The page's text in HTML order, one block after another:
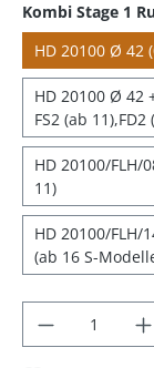
Kombi Stage 1
HD 20100 Ø 42
HD 20100 Ø 42
FS2 (ab
HD 20100/FLH/
11)
HD 20100/FLH/
(ab 16 S-